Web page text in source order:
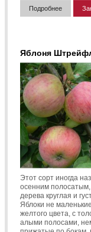
Подробнее
Яблоня
Этот сорт иногда
осенним полосатым,
дерева круглая и
Яблоки не
желтого цвета, с
алыми полосами,